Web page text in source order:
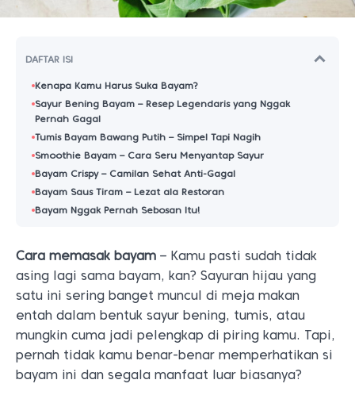
DAFTAR ISI
Kenapa Kamu Harus Suka Bayam?
Sayur Bening Bayam – Resep Legendaris yang Nggak
Pernah Gagal
Tumis Bayam Bawang Putih – Simpel Tapi Nagih
Smoothie Bayam – Cara Seru Menyantap Sayur
Bayam Crispy – Camilan Sehat Anti-Gagal
Bayam Saus Tiram – Lezat ala Restoran
Bayam Nggak Pernah Sebosan Itu!
Cara memasak bayam – Kamu pasti sudah tidak
asing lagi sama bayam, kan? Sayuran hijau yang
satu ini sering banget muncul di meja makan
entah dalam bentuk sayur bening, tumis, atau
mungkin cuma jadi pelengkap di piring kamu. Tapi,
pernah tidak kamu benar-benar memperhatikan si
bayam ini dan segala manfaat luar biasanya?